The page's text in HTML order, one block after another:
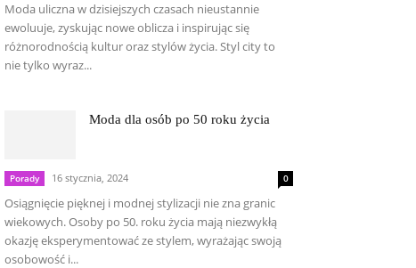
Moda uliczna w dzisiejszych czasach nieustannie
ewoluuje, zyskując nowe oblicza i inspirując się
różnorodnością kultur oraz stylów życia. Styl city to
nie tylko wyraz...
Moda dla osób po 50 roku życia
Porady 16 stycznia, 2024 0
Osiągnięcie pięknej i modnej stylizacji nie zna granic
wiekowych. Osoby po 50. roku życia mają niezwykłą
okazję eksperymentować ze stylem, wyrażając swoją
osobowość i...